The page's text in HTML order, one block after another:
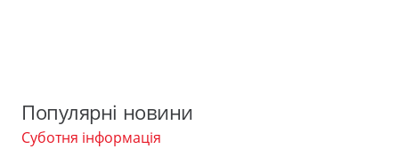
Популярні новини
Суботня інформація